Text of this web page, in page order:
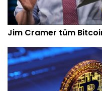
Jim Cramer tüm